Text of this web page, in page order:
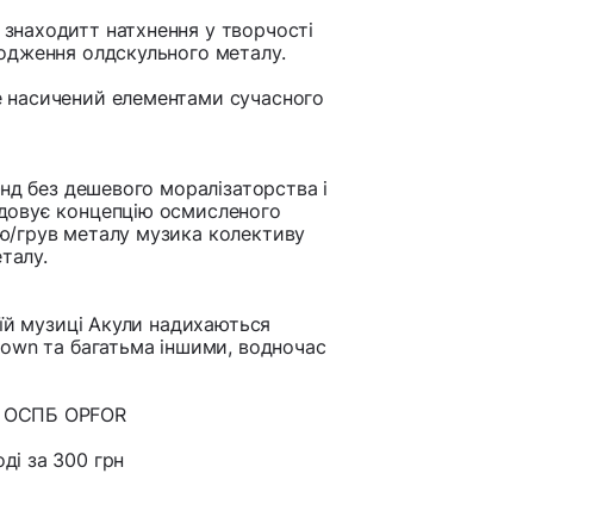
натхнення у творчості
олдскульного металу.
елементами сучасного
без дешевого моралізаторства і
концепцію осмисленого
грув металу музика колективу
музиці Акули надихаються
та багатьма іншими, водночас
ОСПБ OPFOR
за 300 грн